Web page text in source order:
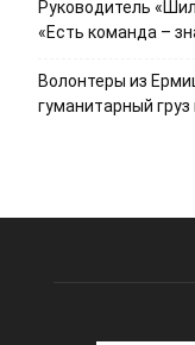
Руководитель
«Есть команда –
Волонтеры из
гуманитарный